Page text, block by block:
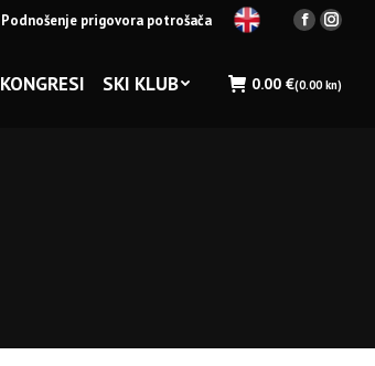
Podnošenje prigovora potrošača
Facebook
in
in
KONGRESI SKI KLUB 0.00 €(0.00 kn)